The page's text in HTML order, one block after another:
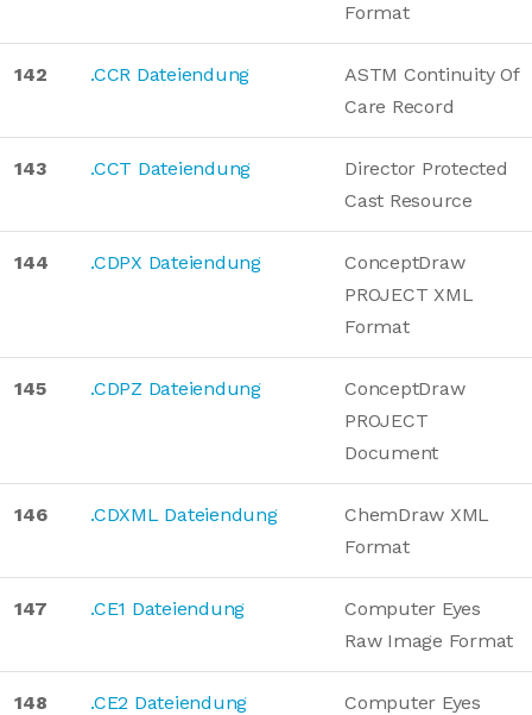
Format
142 .CCR Dateiendung
ASTM Continuity Of
Care Record
143 .CCT Dateiendung
Director Protected
Cast Resource
144 .CDPX Dateiendung
ConceptDraw
PROJECT XML
Format
145 .CDPZ Dateiendung
ConceptDraw
PROJECT
Document
146 .CDXML Dateiendung
ChemDraw XML
Format
147 .CE1 Dateiendung
Computer Eyes
Raw Image Format
148 .CE2 Dateiendung
Computer Eyes